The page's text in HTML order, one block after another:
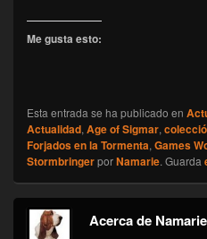
Me gusta esto:
Esta entrada se ha publicado en
Actualidad, Age of Sigmar,
Forjados en la Tormenta, Games
StormbringerporNamarie. Guarda
Acerca de Namarie